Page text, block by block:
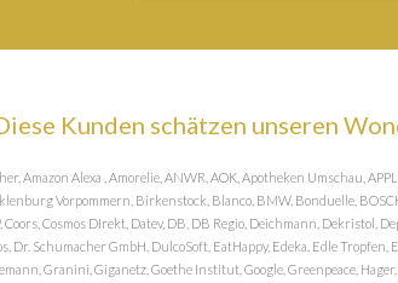
Kunden schätzen unseren
Amazon Alexa , Amorelie, ANWR, AOK, Apotheken Umschau,
Vorpommern, Birkenstock, Blanco, BMW, Bonduelle,
Coors, Cosmos DIrekt, Datev, DB, DB Regio, Deichmann,
Dr. Schumacher GmbH, DulcoSoft, EatHappy, Edeka, Edle
Granini, Giganetz, Goethe Institut, Google, Greenpeace,